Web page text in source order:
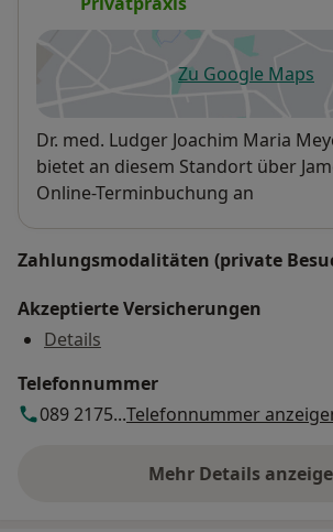
Zu Google Maps
öffnet in
Verfügbarkeit
Dr. med. Ludger Joachim Maria
bietet an diesem Standort über
Online-Terminbuchung an
Zahlungsmodalitäten (private
Akzeptierte Versicherungen
Details
Telefonnummer
089 2175...Telefonnummer
Mehr Detailsüber die